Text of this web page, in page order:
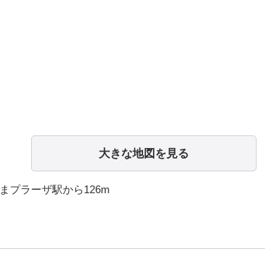
大きな地図を見る
プラーザ駅から126m